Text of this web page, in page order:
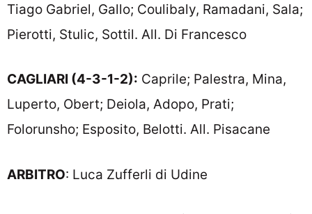
Tiago Gabriel, Gallo; Coulibaly, Ramadani, Sala;
Pierotti, Stulic, Sottil. All. Di Francesco
CAGLIARI (4-3-1-2): Caprile; Palestra, Mina,
Luperto, Obert; Deiola, Adopo, Prati;
Folorunsho; Esposito, Belotti. All. Pisacane
ARBITRO: Luca Zufferli di Udine